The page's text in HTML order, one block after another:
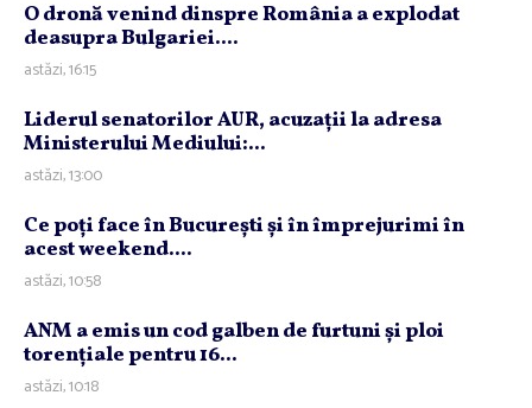
O dronă venind dinspre România a explodat
deasupra Bulgariei....
astăzi, 16:15
Liderul senatorilor AUR, acuzaţii la adresa
Ministerului Mediului:...
astăzi, 13:00
Ce poţi face în Bucureşti şi în împrejurimi în
acest weekend....
astăzi, 10:58
ANM a emis un cod galben de furtuni şi ploi
torenţiale pentru 16...
astăzi, 10:18